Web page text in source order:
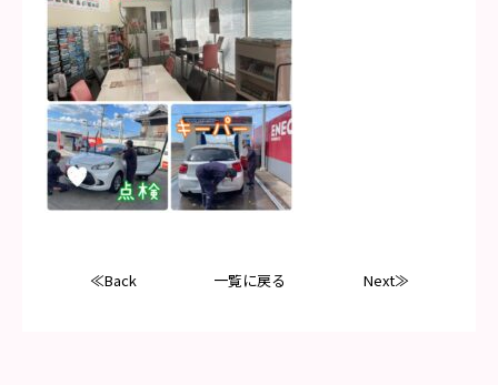
≪Back 一覧に戻る Next≫